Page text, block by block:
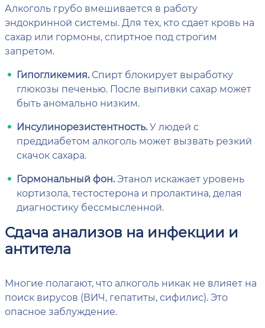
Алкоголь грубо вмешивается в работу
эндокринной системы. Для тех, кто сдает кровь на
сахар или гормоны, спиртное под строгим
запретом.
Гипогликемия.Спирт блокирует выработку
глюкозы печенью. После выпивки сахар может
быть аномально низким.
Инсулинорезистентность.У людей с
преддиабетом алкоголь может вызвать резкий
скачок сахара.
Гормональный фон.Этанол искажает уровень
кортизола, тестостерона и пролактина, делая
диагностику бессмысленной.
Сдача анализов на инфекции и
антитела
Многие полагают, что алкоголь никак не влияет на
поиск вирусов (ВИЧ, гепатиты, сифилис). Это
опасное заблуждение.